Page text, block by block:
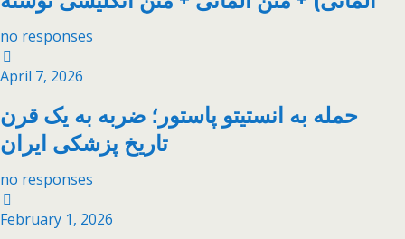
no responses
April 7, 2026
حمله به انستیتو پاستور؛ ضربه به یک قرن
تاریخ پزشکی ایران
no responses
February 1, 2026